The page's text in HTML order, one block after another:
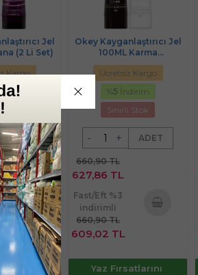
Jel
(2 Li Set)
Kargo
Stok
ADET
Sepete
Ekle
Okey Kayganlaştırıcı Jel
100ML Karma
(Çilekli/Zero) (2 Li Set)
Ücretsiz Kargo
%5 İndirim
Sınırlı Stok
- + ADET
660,90 TL
627,86 TL
Fast/Eft %3
indirimli
660,90 TL
609,02 TL
Yaz Fırsatlarını